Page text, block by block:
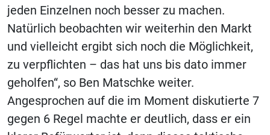
jeden Einzelnen noch besser zu machen.
Natürlich beobachten wir weiterhin den Markt
und vielleicht ergibt sich noch die Möglichkeit,
zu verpflichten – das hat uns bis dato immer
geholfen“, so Ben Matschke weiter.
Angesprochen auf die im Moment diskutierte 7
gegen 6 Regel machte er deutlich, dass er ein